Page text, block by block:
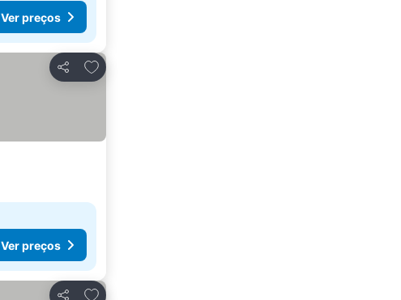
Ver preços
Partilhar
Adicionar aos favoritos
Ver preços
Adicionar aos favoritos